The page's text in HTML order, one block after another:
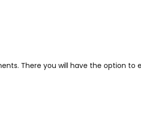
There you will have the option to